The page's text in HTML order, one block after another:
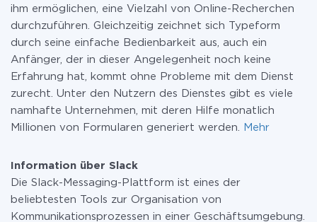
ihm ermöglichen, eine Vielzahl von Online-Recherchen
durchzuführen. Gleichzeitig zeichnet sich Typeform
durch seine einfache Bedienbarkeit aus, auch ein
Anfänger, der in dieser Angelegenheit noch keine
Erfahrung hat, kommt ohne Probleme mit dem Dienst
zurecht. Unter den Nutzern des Dienstes gibt es viele
namhafte Unternehmen, mit deren Hilfe monatlich
Millionen von Formularen generiert werden.
Mehr
Information über Slack
Die Slack-Messaging-Plattform ist eines der
beliebtesten Tools zur Organisation von
Kommunikationsprozessen in einer Geschäftsumgebung.